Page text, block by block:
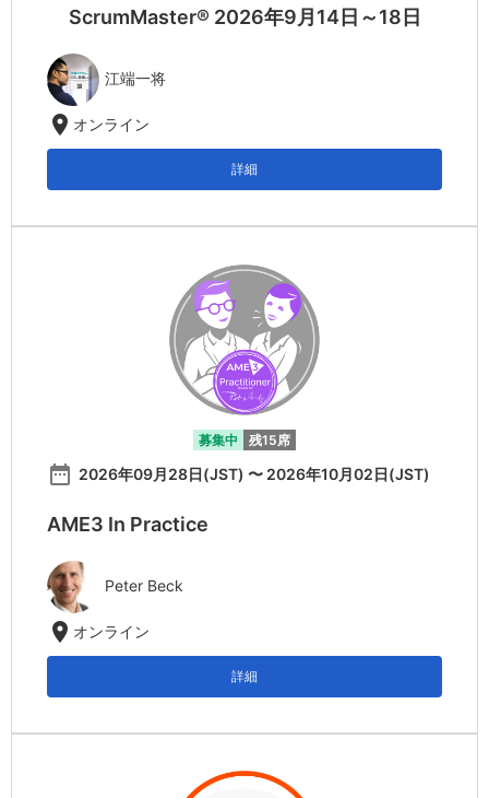
ScrumMaster® 2026年9月14日～18日
江端一将
location_on オンライン
詳細
募集中 残15席
date_range 2026年09月28日(JST) 〜 2026年10月02日(JST)
AME3 In Practice
Peter Beck
location_on オンライン
詳細